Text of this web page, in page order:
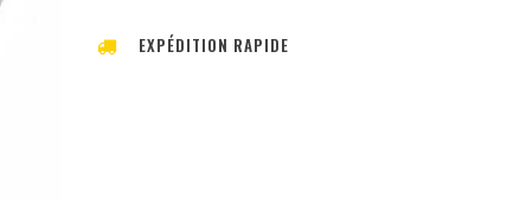
EXPÉDITION RAPIDE